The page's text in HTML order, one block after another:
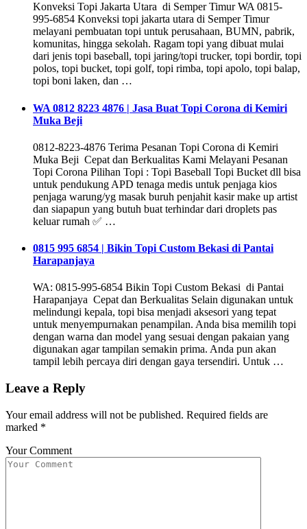
Konveksi Topi Jakarta Utara di Semper Timur WA 0815-
995-6854 Konveksi topi jakarta utara di Semper Timur
melayani pembuatan topi untuk perusahaan, BUMN, pabrik,
komunitas, hingga sekolah. Ragam topi yang dibuat mulai
dari jenis topi baseball, topi jaring/topi trucker, topi bordir, topi
polos, topi bucket, topi golf, topi rimba, topi apolo, topi balap,
topi boni laken, dan …
WA 0812 8223 4876 | Jasa Buat Topi Corona di Kemiri
Muka Beji
0812-8223-4876 Terima Pesanan Topi Corona di Kemiri
Muka Beji Cepat dan Berkualitas Kami Melayani Pesanan
Topi Corona Pilihan Topi : Topi Baseball Topi Bucket dll bisa
untuk pendukung APD tenaga medis untuk penjaga kios
penjaga warung/yg masak buruh penjahit kasir make up artist
dan siapapun yang butuh buat terhindar dari droplets pas
keluar rumah ✅ …
0815 995 6854 | Bikin Topi Custom Bekasi di Pantai
Harapanjaya
WA: 0815-995-6854 Bikin Topi Custom Bekasi di Pantai
Harapanjaya Cepat dan Berkualitas Selain digunakan untuk
melindungi kepala, topi bisa menjadi aksesori yang tepat
untuk menyempurnakan penampilan. Anda bisa memilih topi
dengan warna dan model yang sesuai dengan pakaian yang
digunakan agar tampilan semakin prima. Anda pun akan
tampil lebih percaya diri dengan gaya tersendiri. Untuk …
Leave a Reply
Your email address will not be published. Required fields are
marked *
Your Comment